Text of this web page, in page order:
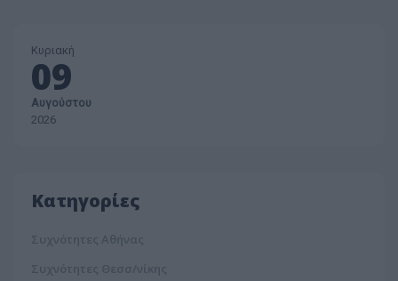
Κυριακή
09
Αυγούστου
2026
Κατηγορίες
Συχνότητες Αθήνας
Συχνότητες Θεσσ/νίκης